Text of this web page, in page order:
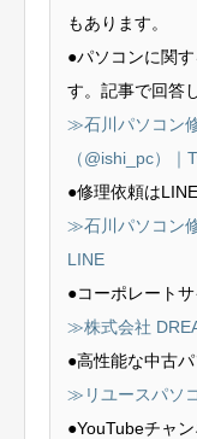
もあります。
●パソコンに関
す。記事で回答
≫石川パソコン
（@ishi_pc）｜
●修理依頼は
≫石川パソコン
LINE
●コーポレートサ
≫株式会社
●高性能な中古
≫リユースパソ
●YouTubeチャン